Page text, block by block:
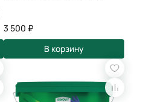
3 500 ₽
В корзину